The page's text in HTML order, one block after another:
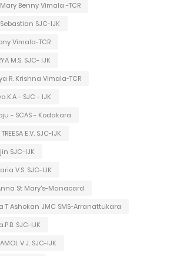
Benny Vimala -TCR
SJC-IJK
Vimala-TCR
M.S. SJC- IJK
R. Krishna Vimala-TCR
- SJC - IJK
- SCAS - Kodakara
E.V. SJC-IJK
SJC-IJK
V.S. SJC-IJK
St Mary's-Manacard
T Ashokan JMC SMS-Arranattukara
SJC-IJK
V.J. SJC-IJK